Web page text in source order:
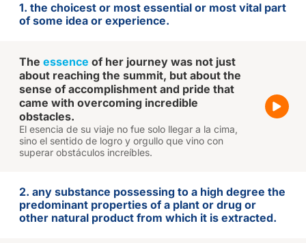
1. the choicest or most essential or most vital part
of some idea or experience.
The essence of her journey was not just
about reaching the summit, but about the
sense of accomplishment and pride that
came with overcoming incredible
obstacles.
El esencia de su viaje no fue solo llegar a la cima,
sino el sentido de logro y orgullo que vino con
superar obstáculos increíbles.
2. any substance possessing to a high degree the
predominant properties of a plant or drug or
other natural product from which it is extracted.